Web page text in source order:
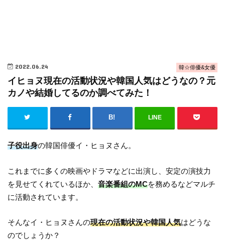
韓☆俳優&女優
2022.06.24
イヒョヌ現在の活動状況や韓国人気はどうなの？元
カノや結婚してるのか調べてみた！
LINE
子役出身の韓国俳優イ・ヒョヌさん。
これまでに多くの映画やドラマなどに出演し、安定の演技力
を見せてくれているほか、音楽番組のMCを務めるなどマルチ
に活動されています。
そんなイ・ヒョヌさんの現在の活動状況や韓国人気はどうな
のでしょうか？